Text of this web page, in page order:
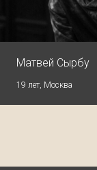
Матвей Сырбу
19 лет, Москва